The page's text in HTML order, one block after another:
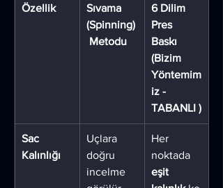
Özellik
Sıvama
(Spinning)
Metodu
6 Dilim
Pres
Baskı
(Bizim
Yöntemim
iz -
TABANLI )
Sac
Kalınlığı
Uçlara
doğru
incelme
Her
noktada
eşit